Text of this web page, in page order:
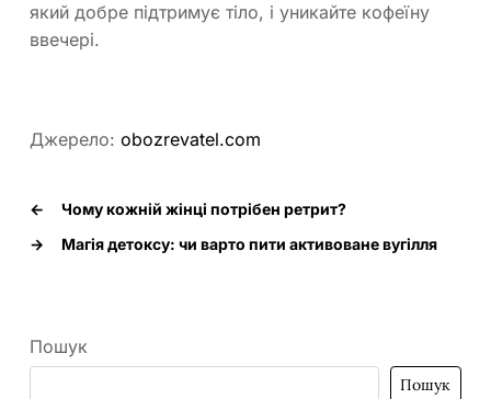
який добре підтримує тіло, і уникайте кофеїну
ввечері.
Джерело: obozrevatel.com
←
Чому кожній жінці потрібен ретрит?
→
Магія детоксу: чи варто пити активоване вугілля
Пошук
Пошук